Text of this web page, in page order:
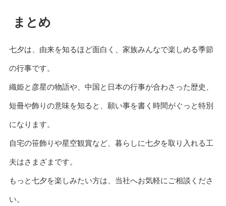
まとめ
七夕は、由来を知るほど面白く、家族みんなで楽しめる季節
の行事です。
織姫と彦星の物語や、中国と日本の行事が合わさった歴史、
短冊や飾りの意味を知ると、願い事を書く時間がぐっと特別
になります。
自宅の笹飾りや星空観賞など、暮らしに七夕を取り入れる工
夫はさまざまです。
もっと七夕を楽しみたい方は、当社へお気軽にご相談くださ
い。